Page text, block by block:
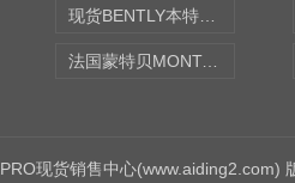
法国蒙特贝MONTABERT打壳机凿岩机Z92
现货销售中心(www.aiding2.com)